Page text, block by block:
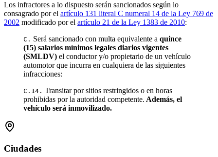
Los infractores a lo dispuesto serán sancionados según lo
consagrado por el artículo 131 literal C numeral 14 de la Ley 769 de
2002 modificado por el artículo 21 de la Ley 1383 de 2010:
C. Será sancionado con multa equivalente a quince
(15) salarios mínimos legales diarios vigentes
(SMLDV) el conductor y/o propietario de un vehículo
automotor que incurra en cualquiera de las siguientes
infracciones:
C.14. Transitar por sitios restringidos o en horas
prohibidas por la autoridad competente. Además, el
vehículo será inmovilizado.
Ciudades